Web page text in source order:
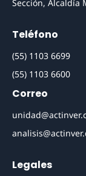
Sección, Alcaldía
Teléfono
(55) 1103 6699
(55) 1103 6600
Correo
Legales